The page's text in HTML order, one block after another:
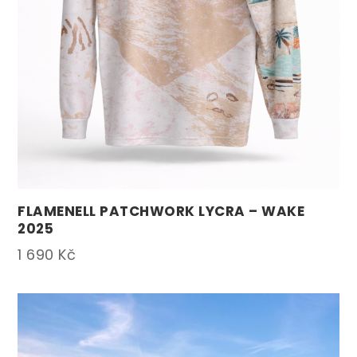
FLAMENELL PATCHWORK LYCRA – WAKE
2025
1 690 Kč